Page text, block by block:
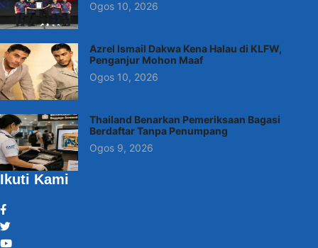
Ogos 10, 2026
Azrel Ismail Dakwa Kena Halau di KLFW,
Penganjur Mohon Maaf
Ogos 10, 2026
Thailand Benarkan Pemeriksaan Bagasi
Berdaftar Tanpa Penumpang
Ogos 9, 2026
Ikuti Kami